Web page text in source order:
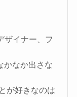
ザイナー、フ
かなか出さな
が好きなのは